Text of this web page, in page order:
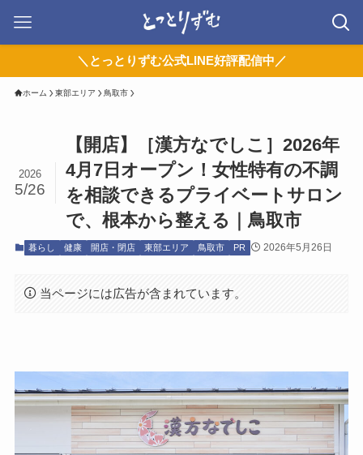
＼とっとりずむ公式LINE好評配信中／
ホーム 東部エリア 鳥取市
【開店】［漢方なでしこ］2026年
4月7日オープン！女性特有の不調
を相談できるプライベートサロン
で、根本から整える｜鳥取市
2026
5/26
暮らし 健康 開店・閉店 東部エリア 鳥取市 PR 2026年5月26日
当ページには広告が含まれています。